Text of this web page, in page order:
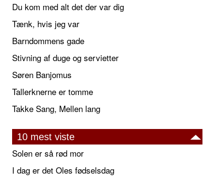
Du kom med alt det der var dig
Tænk, hvis jeg var
Barndommens gade
Stivning af duge og servietter
Søren Banjomus
Tallerknerne er tomme
Takke Sang, Mellen lang
10 mest viste
Solen er så rød mor
I dag er det Oles fødselsdag